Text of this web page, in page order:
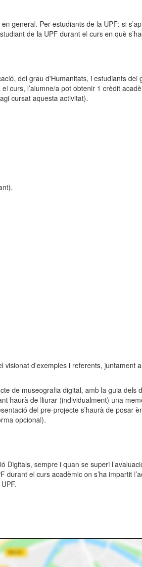
general. Per estudiants de la UPF: si
de la UPF durant el curs en què
del grau d'Humanitats, i estudiants
curs, l’alumne/a pot obtenir 1 crèdit
cursat aquesta activitat).
d’exemples i referents,
de museografia digital, amb la guia dels
haurà de lliurar (individualment) una
del pre-projecte s’haurà de posar
opcional).
sempre i quan se superi
el curs acadèmic on s’ha impartit